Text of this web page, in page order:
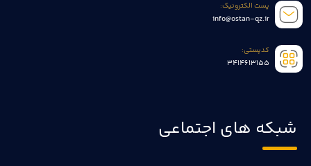
پست الکترونیک:
info@ostan-qz.ir
کدپستی:
3414613155
شبکه های اجتماعی